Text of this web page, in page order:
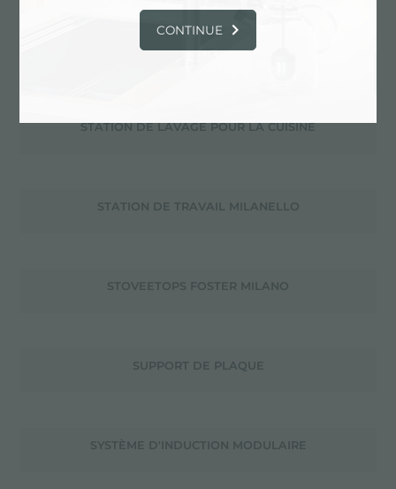
STATION DE LAVAGE POUR LA CUISINE
STATION DE TRAVAIL MILANELLO
STOVEETOPS FOSTER MILANO
SUPPORT DE PLAQUE
SYSTÈME D'INDUCTION MODULAIRE
CONTINUE